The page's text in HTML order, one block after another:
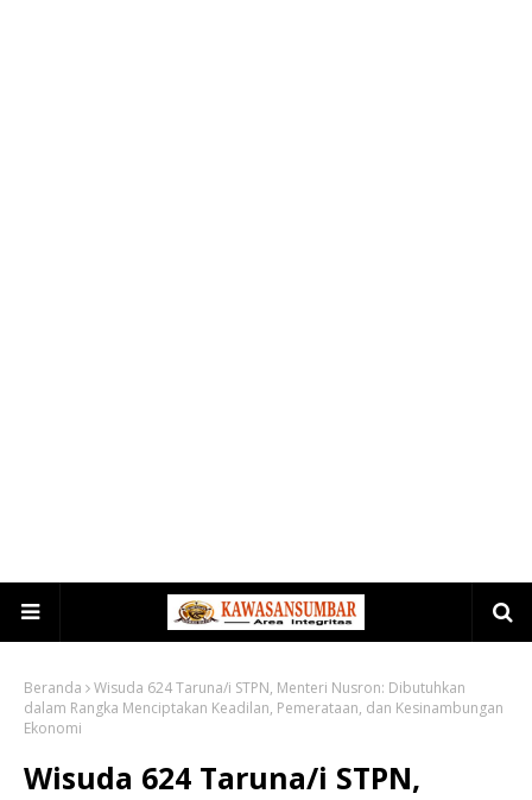
Beranda
Wisuda 624 Taruna/i STPN, Menteri Nusron: Dibutuhkan
dalam Rangka Menciptakan Keadilan, Pemerataan, dan Kesinambungan
Ekonomi
Wisuda 624 Taruna/i STPN,